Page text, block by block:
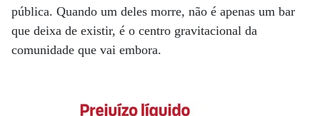
pública. Quando um deles morre, não é apenas um bar
que deixa de existir, é o centro gravitacional da
comunidade que vai embora.